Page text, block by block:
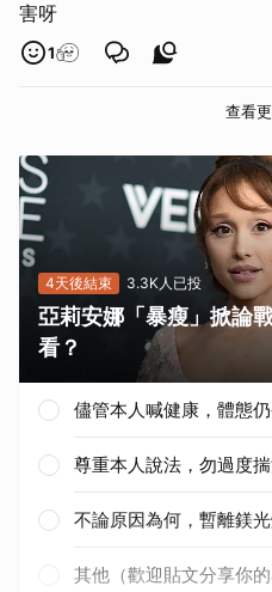
害呀
1
查看
4天後結束 3.3K人已投
亞莉安娜「暴瘦」掀論
看？
儘管本人喊健康，體態
尊重本人說法，勿過度
不論原因為何，暫離鎂
其他（歡迎貼文分享你的